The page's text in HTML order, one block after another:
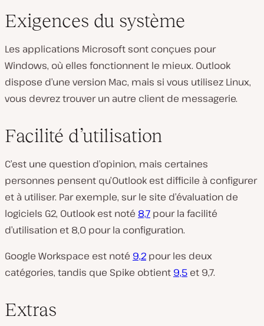
Exigences du système
Les applications Microsoft sont conçues pour
Windows, où elles fonctionnent le mieux. Outlook
dispose d’une version Mac, mais si vous utilisez Linux,
vous devrez trouver un autre client de messagerie.
Facilité d’utilisation
C’est une question d’opinion, mais certaines
personnes pensent qu’Outlook est difficile à configurer
et à utiliser. Par exemple, sur le site d’évaluation de
logiciels G2, Outlook est noté 8,7 pour la facilité
d’utilisation et 8,0 pour la configuration.
Google Workspace est noté 9,2 pour les deux
catégories, tandis que Spike obtient 9,5 et 9,7.
Extras